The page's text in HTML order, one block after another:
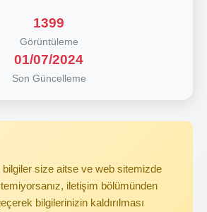
1399
Görüntüleme
01/07/2024
Son Güncelleme
bilgiler size aitse ve web sitemizde
iletişim bölümünden
bilgilerinizin kaldırılması